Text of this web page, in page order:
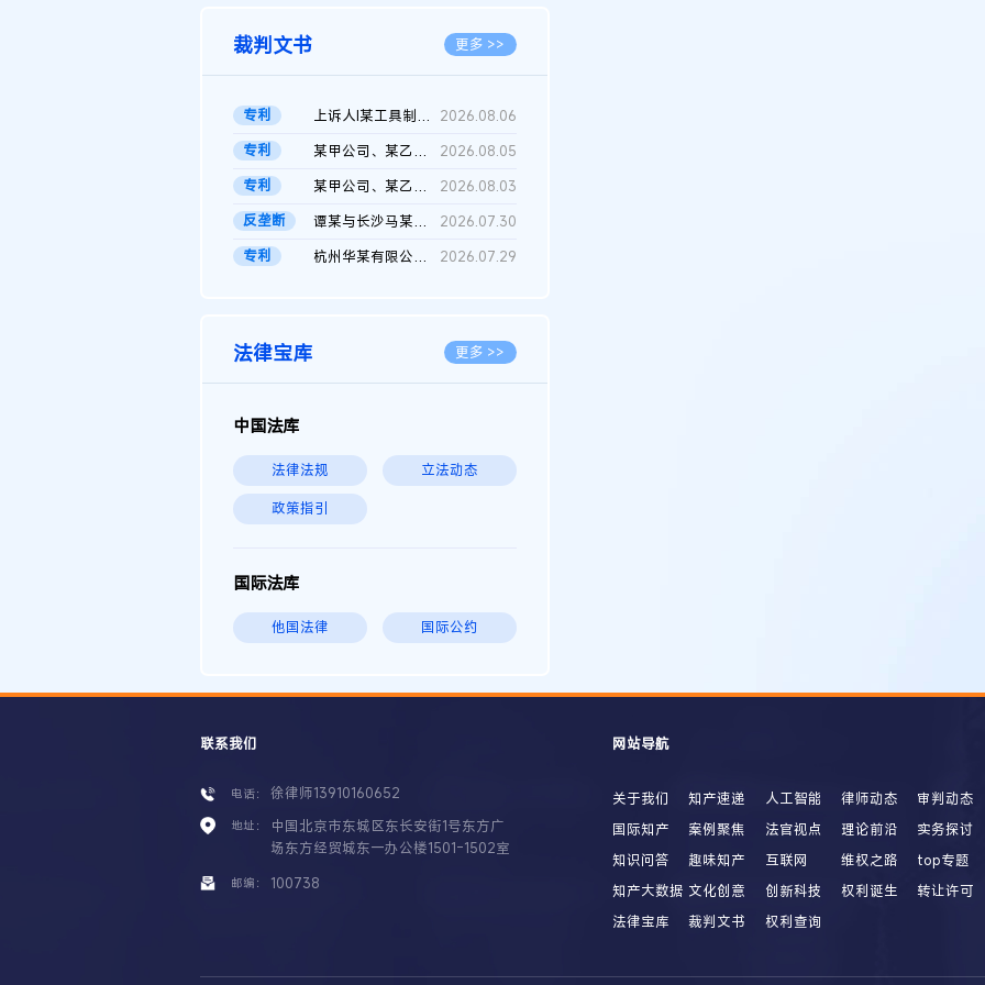
裁判文书 更多 >>
专利 上诉人I某工具制品有限公司与被上诉人程某及一审被告中华人民共和...
2026.08.06
专利
某甲公司、某乙公司、某丙公司申请诉前行为保全复议裁定书
2026.08.05
专利
某甲公司、某乙公司、官某与某丙公司专利申请权权属纠纷 二审判决...
2026.08.03
反垄断
谭某与长沙马某堆农产品股份有限公司滥用市场支配地位纠纷二审裁...
2026.07.30
专利
杭州华某有限公司与菲某有限公司侵害发明专利权纠纷 2026.07.29
法律宝库 更多 >>
中国法库
法律法规 立法动态
政策指引
国际法库
他国法律 国际公约
联系我们
电话： 徐律师13910160652
地址：
中国北京市东城区东长安街1号东方广
场东方经贸城东一办公楼1501-1502室
邮编： 100738
网站导航
关于我们 知产速递 人工智能 律师动态
审判动态
国际知产
案例聚焦 法官视点 理论前沿
实务探讨
知识问答
趣味知产 互联网 维权之路
top专题
知产大数据 文化创意 创新科技 权利诞生
转让许可
法律宝库
裁判文书 权利查询